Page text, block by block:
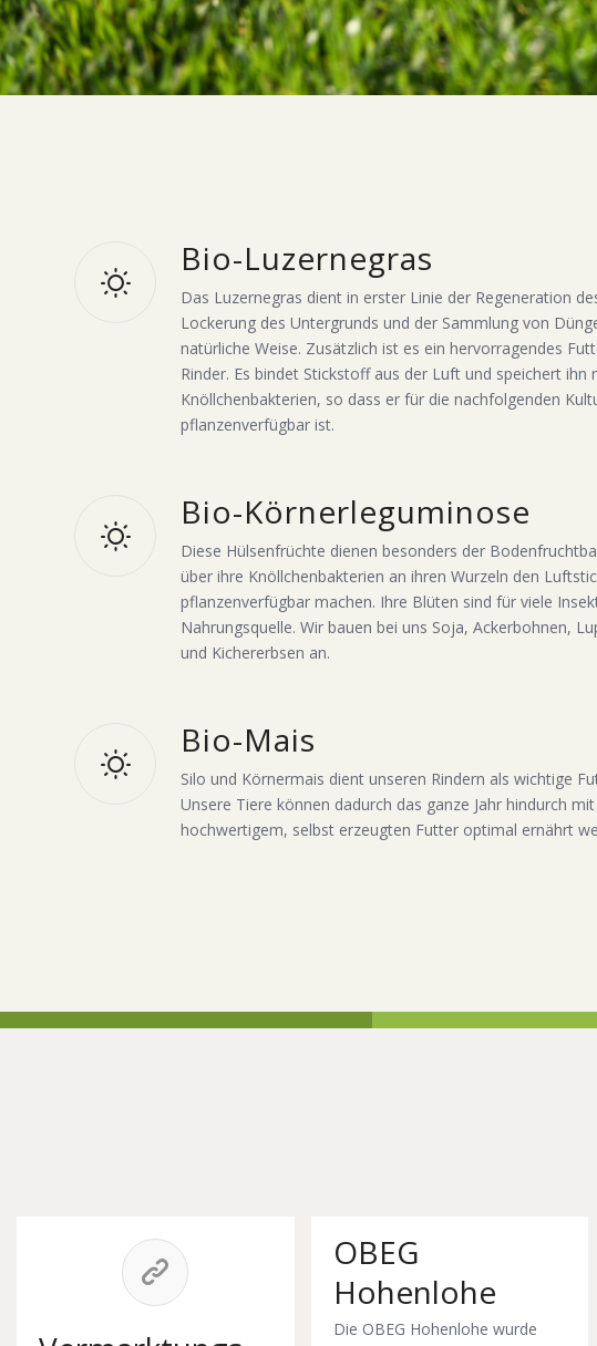
Bio-Luzernegras
Das Luzernegras dient in erster Linie der Regeneration
Lockerung des Untergrunds und der Sammlung von
natürliche Weise. Zusätzlich ist es ein hervorragendes
Rinder. Es bindet Stickstoff aus der Luft und speichert ihn
Knöllchenbakterien, so dass er für die nachfolgenden
pflanzenverfügbar ist.
Bio-Körnerleguminose
Diese Hülsenfrüchte dienen besonders der
über ihre Knöllchenbakterien an ihren Wurzeln den
pflanzenverfügbar machen. Ihre Blüten sind für viele
Nahrungsquelle. Wir bauen bei uns Soja, Ackerbohnen,
und Kichererbsen an.
Bio-Mais
Silo und Körnermais dient unseren Rindern als wichtige
Unsere Tiere können dadurch das ganze Jahr hindurch mit
hochwertigem, selbst erzeugten Futter optimal ernährt
OBEG
Hohenlohe
Die OBEG Hohenlohe wurde